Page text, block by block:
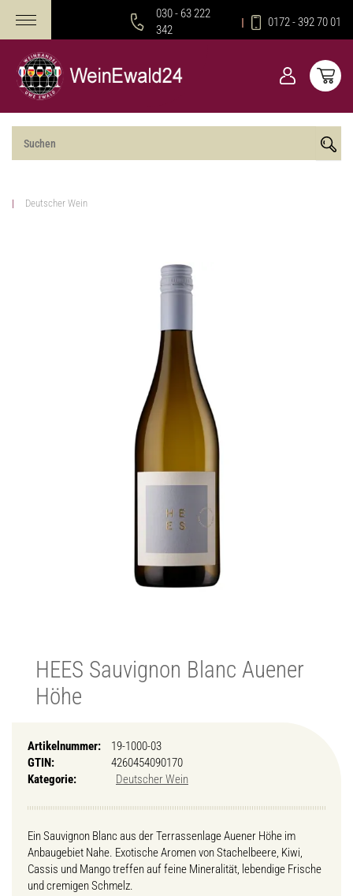
030 - 63 222
342
0172 - 392 70 01
Deutscher Wein
HEES Sauvignon Blanc Auener
Höhe
Artikelnummer:
19-1000-03
GTIN:
4260454090170
Kategorie:
Deutscher Wein
Ein Sauvignon Blanc aus der Terrassenlage Auener Höhe im
Anbaugebiet Nahe. Exotische Aromen von Stachelbeere, Kiwi,
Cassis und Mango treffen auf feine Mineralität, lebendige Frische
und cremigen Schmelz.